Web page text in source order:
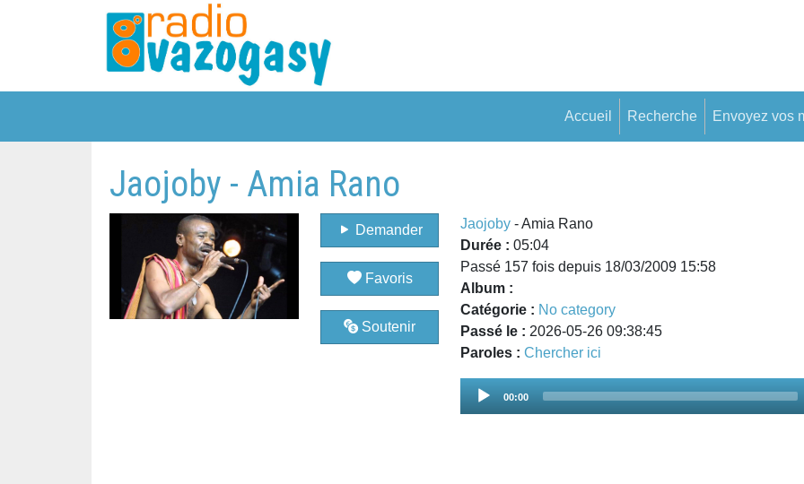
Accueil Recherche Envoyez vos
Jaojoby - Amia Rano
Demander
Favoris
Soutenir
Jaojoby - Amia Rano
Durée :05:04
Passé 157 fois depuis 18/03/2009 15:58
Album :
Catégorie : No category
Passé le : 2026-05-26 09:38:45
Paroles :Chercher ici
Audio
00:00